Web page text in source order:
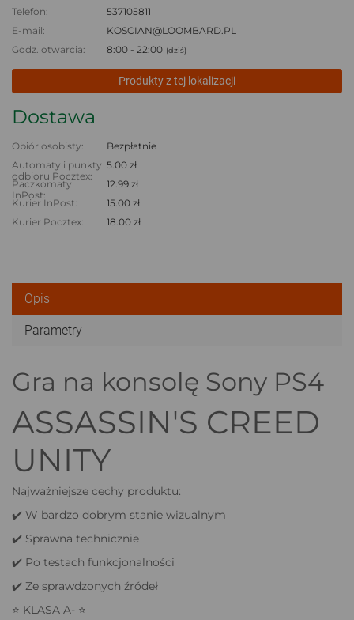
Telefon:
537105811
E-mail:
KOSCIAN@LOOMBARD.PL
Godz. otwarcia:
8:00 - 22:00 (dziś)
Produkty z tej lokalizacji
Dostawa
Obiór osobisty:
Bezpłatnie
Automaty i punkty
odbioru Pocztex:
5.00 zł
Paczkomaty
InPost:
12.99 zł
Kurier InPost:
15.00 zł
Kurier Pocztex:
18.00 zł
Opis
Parametry
Gra na konsolę Sony PS4
ASSASSIN'S CREED
UNITY
Najważniejsze cechy produktu:
✔️ W bardzo dobrym stanie wizualnym
✔️ Sprawna technicznie
✔️ Po testach funkcjonalności
✔️ Ze sprawdzonych źródeł
⭐ KLASA A- ⭐